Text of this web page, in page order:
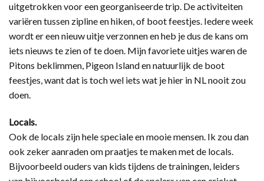
uitgetrokken voor een georganiseerde trip. De activiteiten
variëren tussen zipline en hiken, of boot feestjes. Iedere week
wordt er een nieuw uitje verzonnen en heb je dus de kans om
iets nieuws te zien of te doen. Mijn favoriete uitjes waren de
Pitons beklimmen, Pigeon Island en natuurlijk de boot
feestjes, want dat is toch wel iets wat je hier in NL nooit zou
doen.
Locals.
Ook de locals zijn hele speciale en mooie mensen. Ik zou dan
ook zeker aanraden om praatjes te maken met de locals.
Bijvoorbeeld ouders van kids tijdens de trainingen, leiders